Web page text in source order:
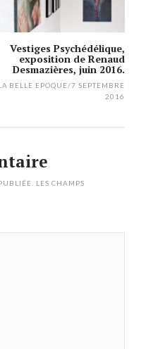
Vestiges Psychédélique,
exposition de Renaud
Desmazières, juin 2016.
BELLE EPOQUE/7 SEPTEMBRE
2016
LES CHAMPS